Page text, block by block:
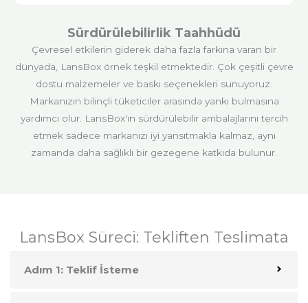
Sürdürülebilirlik Taahhüdü
Çevresel etkilerin giderek daha fazla farkına varan bir
dünyada, LansBox örnek teşkil etmektedir. Çok çeşitli çevre
dostu malzemeler ve baskı seçenekleri sunuyoruz.
Markanızın bilinçli tüketiciler arasında yankı bulmasına
yardımcı olur. LansBox'ın sürdürülebilir ambalajlarını tercih
etmek sadece markanızı iyi yansıtmakla kalmaz, aynı
zamanda daha sağlıklı bir gezegene katkıda bulunur.
LansBox Süreci: Tekliften Teslimata
Adım 1: Teklif İsteme